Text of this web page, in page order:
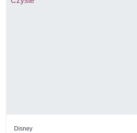
Disney